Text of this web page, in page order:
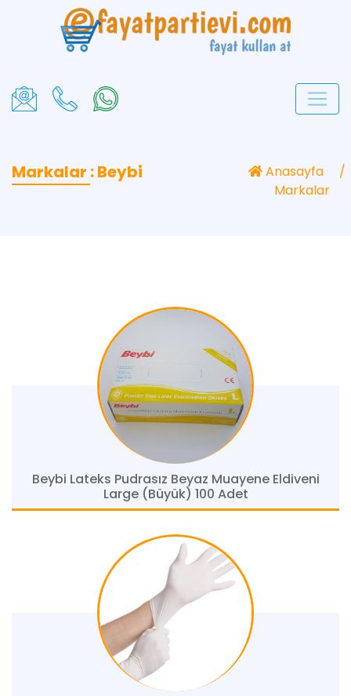
Markalar : Beybi
Anasayfa
Markalar
Beybi Lateks Pudrasız Beyaz Muayene Eldiveni
Large (Büyük) 100 Adet